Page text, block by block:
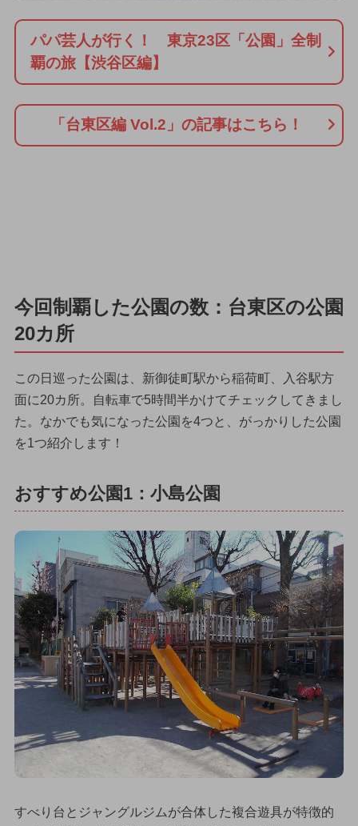
パパ芸人が行く！ 東京23区「公園」全制
覇の旅【渋谷区編】
「台東区編 Vol.2」の記事はこちら！
今回制覇した公園の数：台東区の公園
20カ所
この日巡った公園は、新御徒町駅から稲荷町、入谷駅方
面に20カ所。自転車で5時間半かけてチェックしてきまし
た。なかでも気になった公園を4つと、がっかりした公園
を1つ紹介します！
おすすめ公園1：小島公園
すべり台とジャングルジムが合体した複合遊具が特徴的